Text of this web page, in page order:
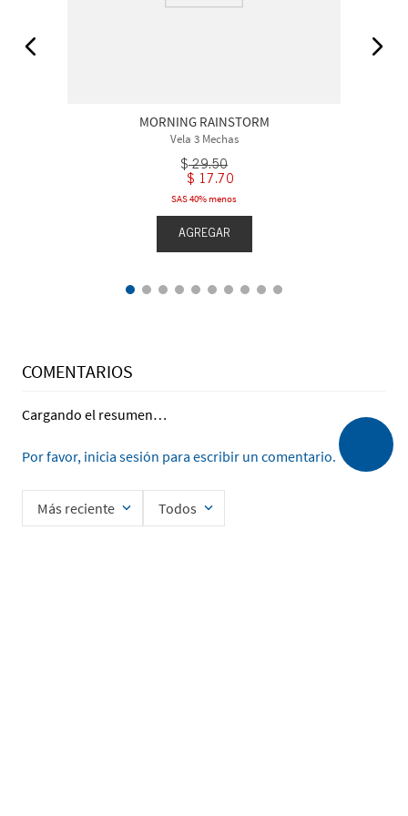
MORNING RAINSTORM
Vela 3 Mechas
$ 29.50
$ 17.70
SAS 40% menos
AGREGAR
COMENTARIOS
Cargando el resumen…
Por favor, inicia sesión para escribir un comentario.
Más reciente Todos